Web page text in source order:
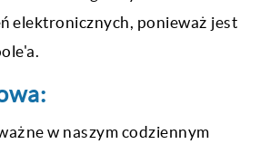
elektronicznych, ponieważ jest
w naszym codziennym